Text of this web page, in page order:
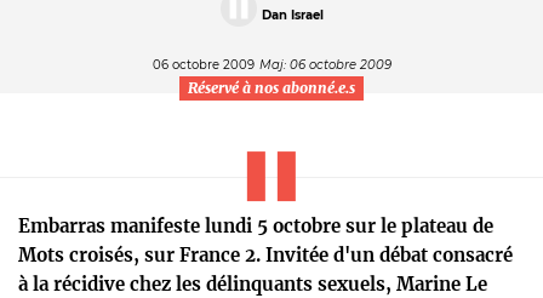
Dan Israel
06 octobre 2009 Maj: 06 octobre 2009
Réservé à nos abonné.e.s
Embarras manifeste lundi 5 octobre sur le plateau de
Mots croisés, sur France 2. Invitée d'un débat consacré
à la récidive chez les délinquants sexuels, Marine Le